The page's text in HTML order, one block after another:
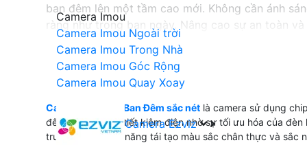
Camera Imou
Camera Imou Ngoài trời
Camera Imou Trong Nhà
Camera Imou Góc Rộng
Camera Imou Quay Xoay
Camera Ezviz
ban đêm lên một tầm cao mới. Không cần ánh
ràng như trong ban ngày. Nâng cao sự an toàn
quả.
Camera Có Màu Ban Đêm sắc nét là camera sử dụng
đêm hiệu quả và tiết kiệm điện nhờ sự tối ưu hóa của
trước đó. Với khả năng tái tạo màu sắc chân thực và sắc